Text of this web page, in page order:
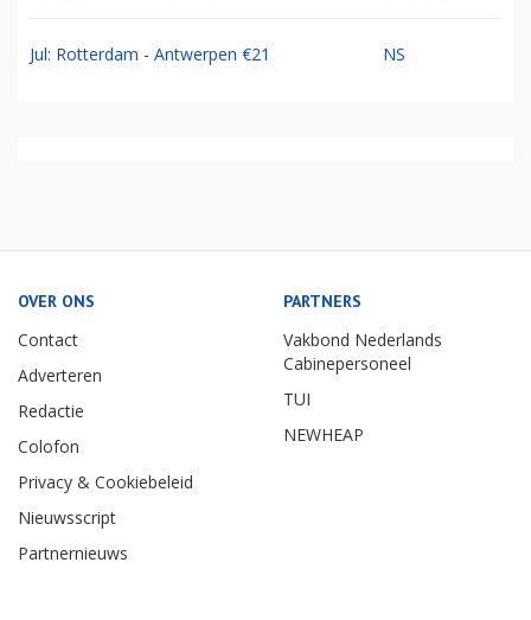
Jul: Rotterdam - Antwerpen €21 NS
OVER ONS
Contact
Adverteren
Redactie
Colofon
Privacy & Cookiebeleid
Nieuwsscript
Partnernieuws
PARTNERS
Vakbond Nederlands
Cabinepersoneel
TUI
NEWHEAP